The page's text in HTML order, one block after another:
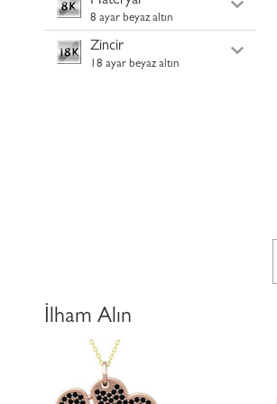
8 ayar beyaz altın
Zincir
18 ayar beyaz altın
İlham Alın